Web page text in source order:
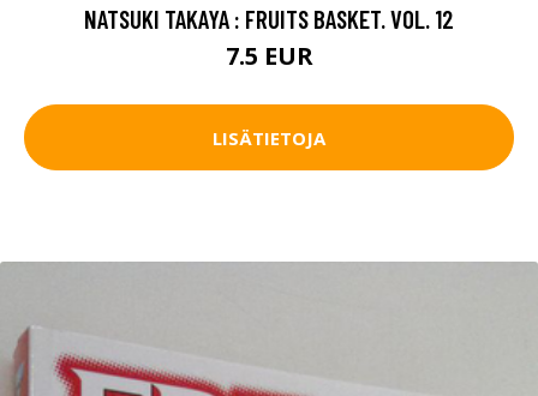
NATSUKI TAKAYA : FRUITS BASKET. VOL. 12
7.5 EUR
LISÄTIETOJA